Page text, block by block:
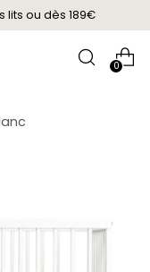
lits ou dès 189€
0